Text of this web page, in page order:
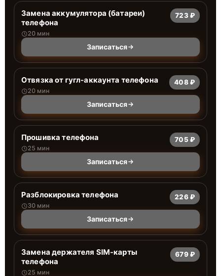
Замена аккумулятора (батареи)
телефона
20 мин
723 ₽
Записаться
Отвязка от гугл-аккаунта телефона
20 мин
408 ₽
Записаться
Прошивка телефона
25 мин
705 ₽
Записаться
Разблокировка телефона
30 мин
226 ₽
Записаться
Замена держателя SIM-карты
телефона
25 мин
679 ₽